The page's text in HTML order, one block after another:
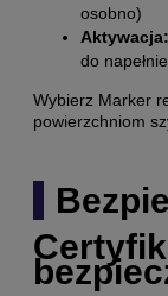
osobno)
Aktywacja:
do
Wybierz Marker
powierzchniom